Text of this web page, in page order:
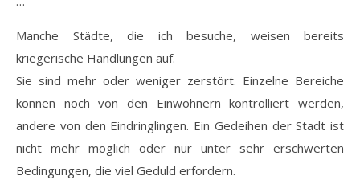
Manche Städte, die ich besuche, weisen bereits
kriegerische Handlungen auf.
Sie sind mehr oder weniger zerstört. Einzelne Bereiche
können noch von den Einwohnern kontrolliert werden,
andere von den Eindringlingen. Ein Gedeihen der Stadt ist
nicht mehr möglich oder nur unter sehr erschwerten
Bedingungen, die viel Geduld erfordern.